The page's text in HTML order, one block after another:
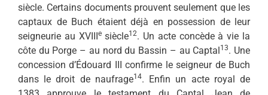
siècle. Certains documents prouvent seulement que les
captaux de Buch étaient déjà en possession de leur
seigneurie au XVIIIesiècle12. Un acte concède à vie la
côte du Porge – au nord du Bassin – au Captal13. Une
concession d’Édouard III confirme le seigneur de Buch
dans le droit de naufrage14. Enfin un acte royal de